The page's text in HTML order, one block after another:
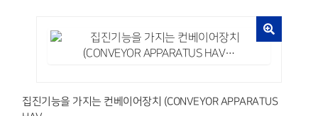
집진기능을 가지는 컨베이어장치 (CONVEYOR APPARATUS